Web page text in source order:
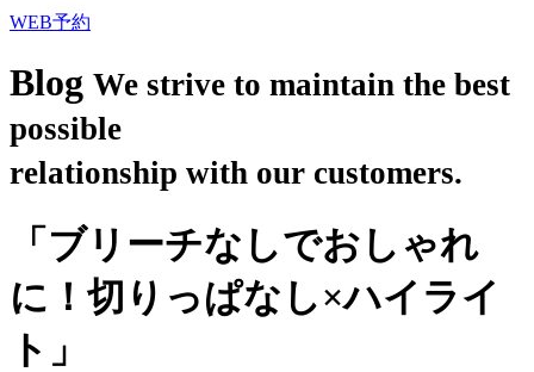
WEB予約
Blog We strive to maintain the best
possible
relationship with our customers.
「ブリーチなしでおしゃれ
に！切りっぱなし×ハイライ
ト」